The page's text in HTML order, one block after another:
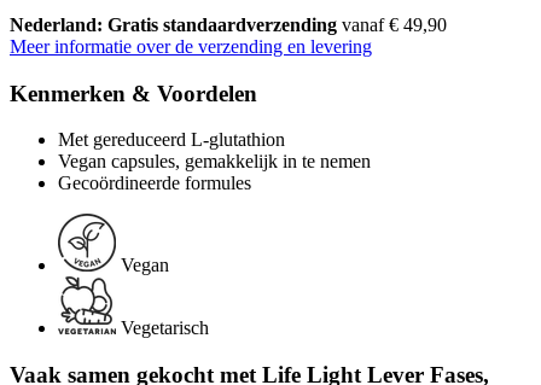
Nederland: Gratis standaardverzending vanaf € 49,90
Meer informatie over de verzending en levering
Kenmerken & Voordelen
Met gereduceerd L-glutathion
Vegan capsules, gemakkelijk in te nemen
Gecoördineerde formules
Vegan
Vegetarisch
Vaak samen gekocht met Life Light Lever Fases,